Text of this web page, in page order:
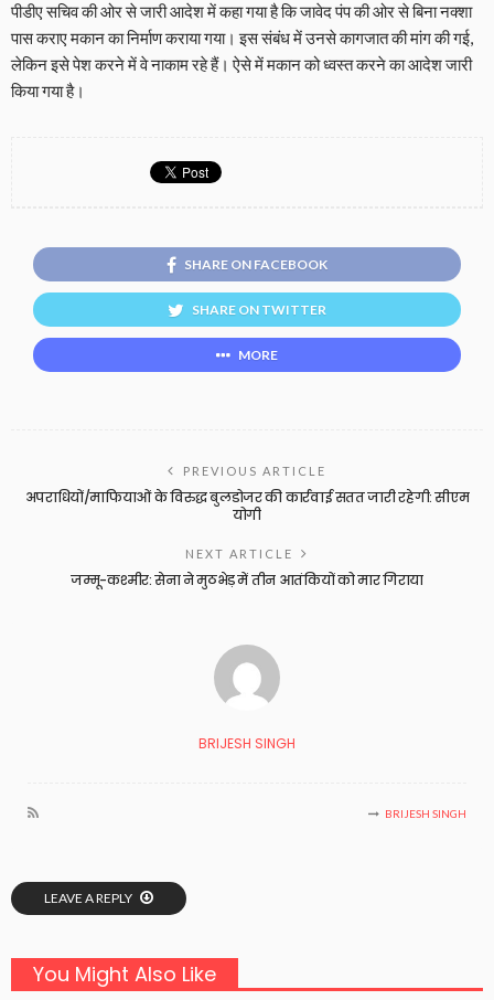
पीडीए सचिव की ओर से जारी आदेश में कहा गया है कि जावेद पंप की ओर से बिना नक्शा
पास कराए मकान का निर्माण कराया गया। इस संबंध में उनसे कागजात की मांग की गई,
लेकिन इसे पेश करने में वे नाकाम रहे हैं। ऐसे में मकान को ध्वस्त करने का आदेश जारी
किया गया है।
SHARE ON FACEBOOK
SHARE ON TWITTER
MORE
PREVIOUS ARTICLE
अपराधियों/माफियाओं के विरुद्ध बुलडोजर की कार्रवाई सतत जारी रहेगी: सीएम
योगी
NEXT ARTICLE
जम्मू-कश्मीर: सेना ने मुठभेड़ में तीन आतंकियों को मार गिराया
BRIJESH SINGH
BRIJESH SINGH
LEAVE A REPLY
You Might Also Like